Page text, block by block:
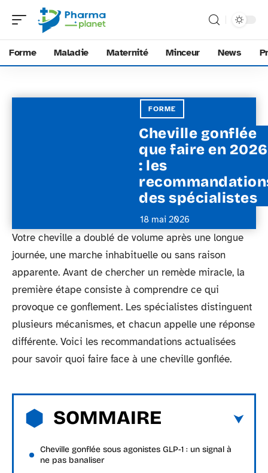
Forme Maladie Maternité Minceur News
FORME
Cheville gonflée
que faire en 2026
: les
des spécialistes
18 mai 2026
Votre cheville a doublé de volume après une longue
journée, une marche inhabituelle ou sans raison
apparente. Avant de chercher un remède miracle, la
première étape consiste à comprendre ce qui
provoque ce gonflement. Les spécialistes distinguent
plusieurs mécanismes, et chacun appelle une réponse
différente. Voici les recommandations actualisées
pour savoir quoi faire face à une cheville gonflée.
SOMMAIRE
Cheville gonflée sous agonistes GLP-1 : un signal à
ne pas banaliser